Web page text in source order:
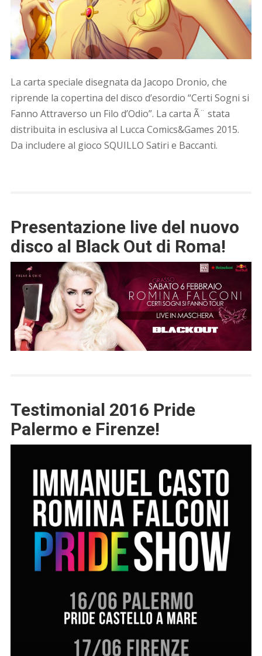
La carta speciale disegnata da Jacopo Dronio, che
riprende la copertina del disco d’esordio “Certi Sogni si
Fanno Attraverso un Filo d’Odio”. La carta Ã¨ stata
distribuita in esclusiva al Lucca Comics&Games 2015.
Da includere al gioco SQUILLO Satiri e Baccanti.
Presentazione live del nuovo
disco al Black Out di Roma!
Testimonial 2016 Pride
Palermo e Firenze!